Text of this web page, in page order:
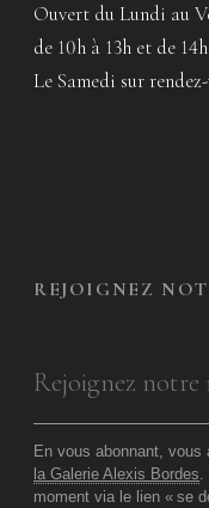
Ouvert du Lundi au
de 10h à 13h et de
Le Samedi sur
REJOIGNEZ
En vous abonnant, vous
la Galerie Alexis Bordes.
moment via le lien « se